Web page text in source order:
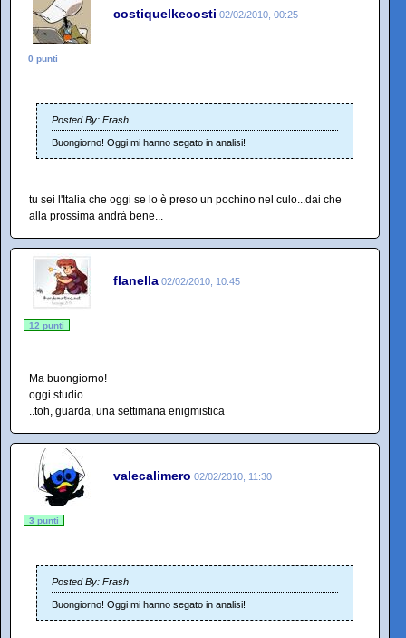
costiquelkecosti 02/02/2010, 00:25
0 punti
Posted By: Frash
Buongiorno! Oggi mi hanno segato in analisi!
tu sei l'Italia che oggi se lo è preso un pochino nel culo...dai che
alla prossima andrà bene...
flanella 02/02/2010, 10:45
12 punti
Ma buongiorno!
oggi studio.
..toh, guarda, una settimana enigmistica
valecalimero 02/02/2010, 11:30
3 punti
Posted By: Frash
Buongiorno! Oggi mi hanno segato in analisi!